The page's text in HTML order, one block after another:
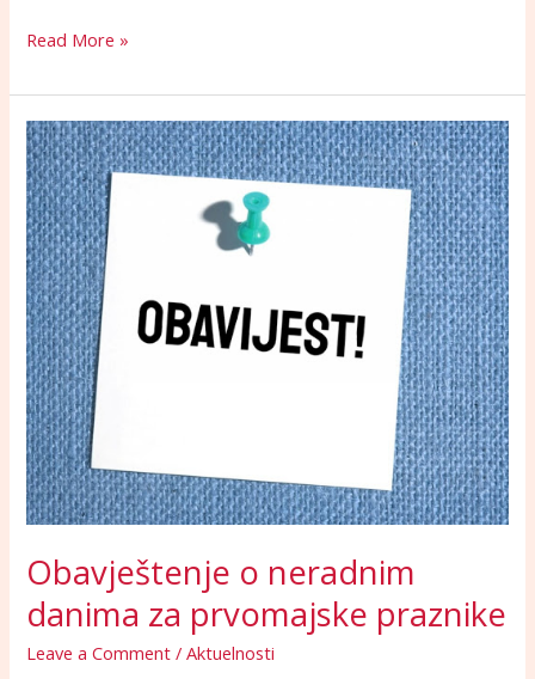
Read More »
Obavještenje o neradnim
danima za prvomajske praznike
Leave a Comment /Aktuelnosti
Obavještenje
o
neradnim
danima
za
prvomajske
praznike